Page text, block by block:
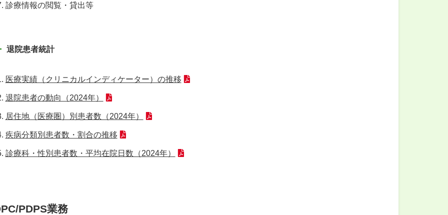
診療情報の閲覧・貸出等
退院患者統計
医療実績（クリニカルインディケーター）の推移
退院患者の動向（2024年）
居住地（医療圏）別患者数（2024年）
疾病分類別患者数・割合の推移
診療科・性別患者数・平均在院日数（2024年）
PDPS業務